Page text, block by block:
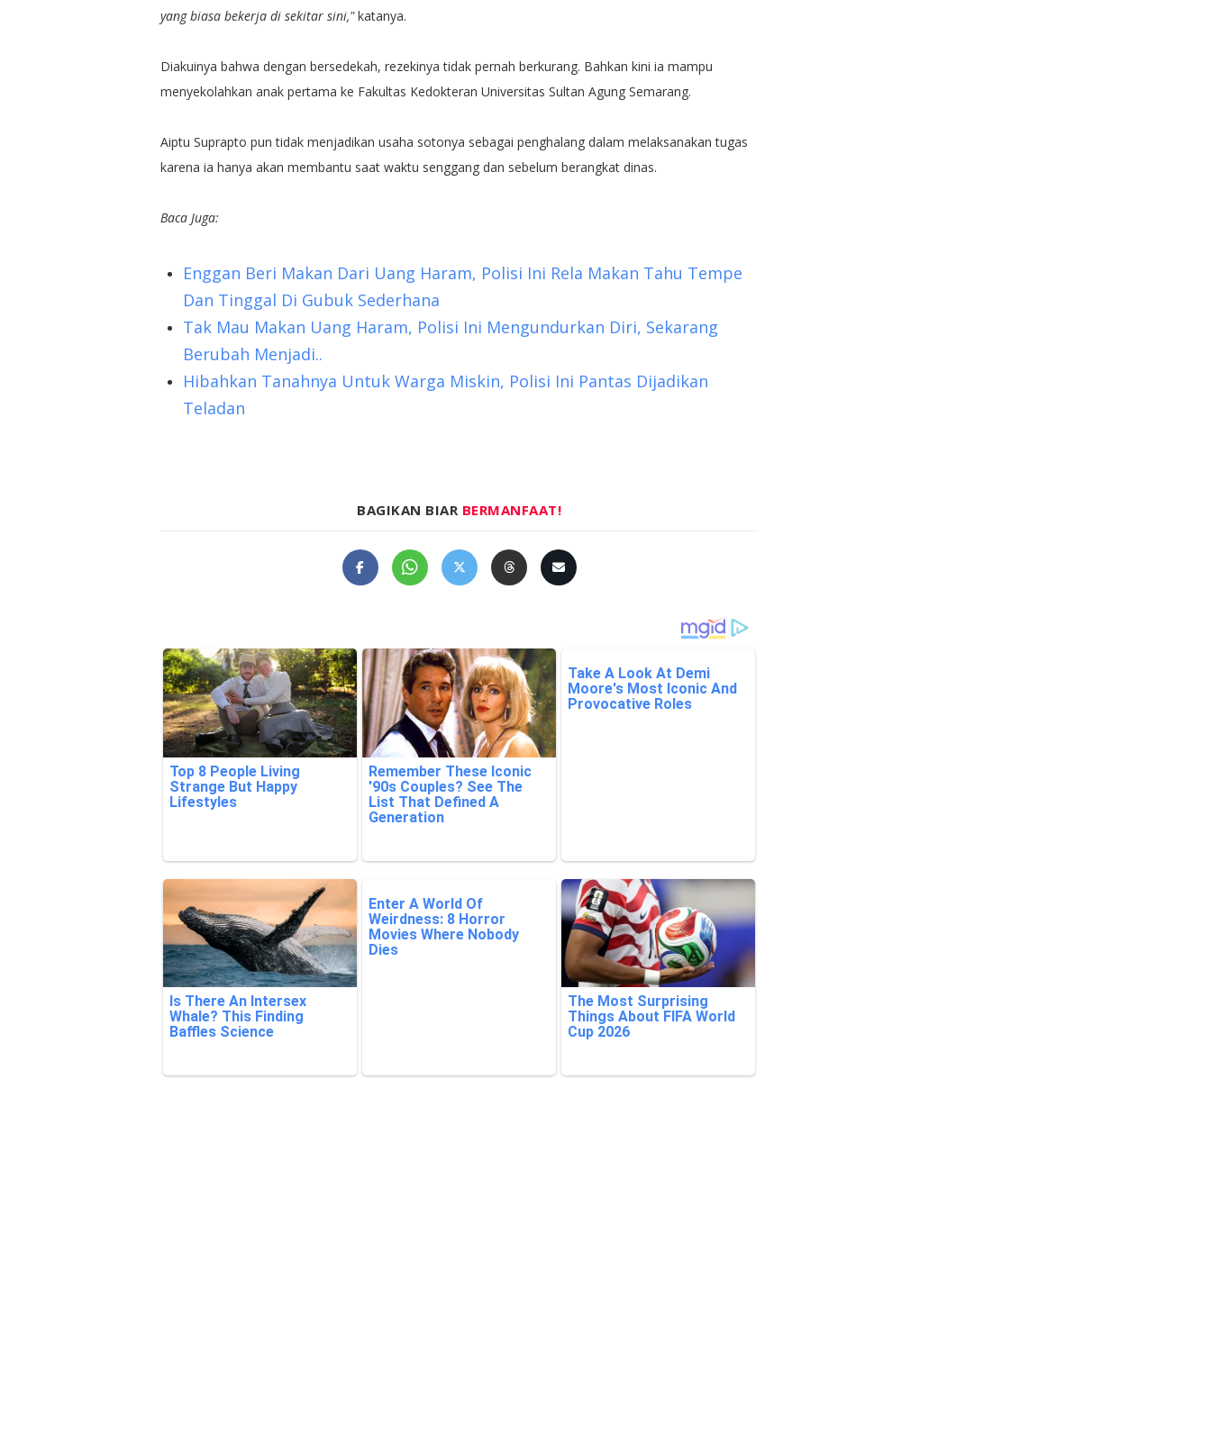
yang biasa bekerja di sekitar sini,"katanya.
Diakuinya bahwa dengan bersedekah, rezekinya tidak pernah berkurang. Bahkan kini ia mampu
menyekolahkan anak pertama ke Fakultas Kedokteran Universitas Sultan Agung Semarang.
Aiptu Suprapto pun tidak menjadikan usaha sotonya sebagai penghalang dalam melaksanakan tugas
karena ia hanya akan membantu saat waktu senggang dan sebelum berangkat dinas.
Baca Juga:
Enggan Beri Makan Dari Uang Haram, Polisi Ini Rela Makan Tahu Tempe
Dan Tinggal Di Gubuk Sederhana
Tak Mau Makan Uang Haram, Polisi Ini Mengundurkan Diri, Sekarang
Berubah Menjadi..
Hibahkan Tanahnya Untuk Warga Miskin, Polisi Ini Pantas Dijadikan
Teladan
BAGIKAN BIAR BERMANFAAT!